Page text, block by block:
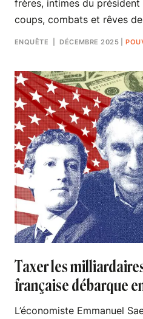
frères, intimes du
coups, combats et rêves de
ENQUÊTE | DÉCEMBRE 2025 |
Taxer les
française débarque
L’économiste Emmanuel